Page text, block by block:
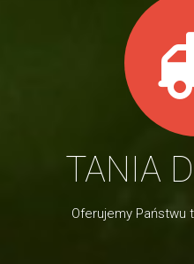
TANIA
Oferujemy Państwu